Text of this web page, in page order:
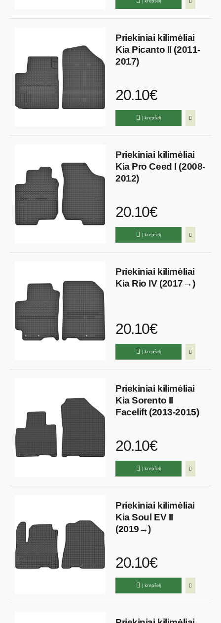
Priekiniai kilimėliai
Kia Picanto II (2011-
2017)
20.10€
Į krepšelį
Priekiniai kilimėliai
Kia Pro Ceed I (2008-
2012)
20.10€
Į krepšelį
Priekiniai kilimėliai
Kia Rio IV (2017→)
20.10€
Į krepšelį
Priekiniai kilimėliai
Kia Sorento II
Facelift (2013-2015)
20.10€
Į krepšelį
Priekiniai kilimėliai
Kia Soul EV II
(2019→)
20.10€
Į krepšelį